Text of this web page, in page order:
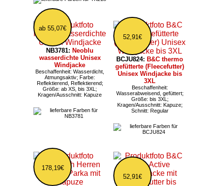
ab 55,07€
NB3781: Neoblu
wasserdichte Unisex
Windjacke
Beschaffenheit: Wasserdicht,
Atmungsaktiv; Farbe:
Reflektierend, Reflektierend;
Größe: ab XS, bis 3XL;
Kragen/Ausschnitt: Kapuze
52,91€
BCJU824: B&C thermo
gefütterte (Fleecefutter)
Unisex Windjacke bis
3XL
Beschaffenheit:
Wasserabweisend, gefüttert;
Größe: bis 3XL;
Kragen/Ausschnitt: Kapuze;
Schnitt: Regular
178,19€
52,91€